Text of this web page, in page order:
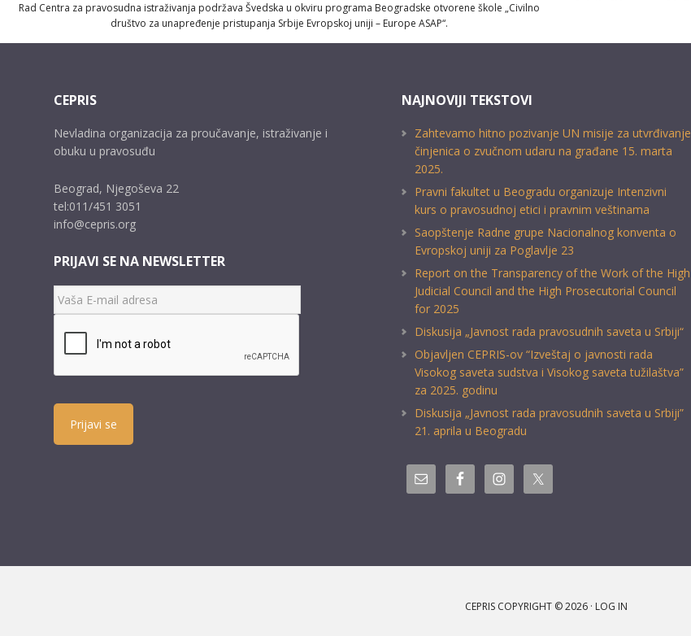
Rad Centra za pravosudna istraživanja podržava Švedska u okviru programa Beogradske otvorene škole „Civilno
društvo za unapređenje pristupanja Srbije Evropskoj uniji – Europe ASAP“.
CEPRIS
Nevladina organizacija za proučavanje, istraživanje i
obuku u pravosuđu
Beograd, Njegoševa 22
tel:011/451 3051
info@cepris.org
PRIJAVI SE NA NEWSLETTER
Prijavi se
NAJNOVIJI TEKSTOVI
Zahtevamo hitno pozivanje UN misije za utvrđivanje
činjenica o zvučnom udaru na građane 15. marta
2025.
Pravni fakultet u Beogradu organizuje Intenzivni
kurs o pravosudnoj etici i pravnim veštinama
Saopštenje Radne grupe Nacionalnog konventa o
Evropskoj uniji za Poglavlje 23
Report on the Transparency of the Work of the High
Judicial Council and the High Prosecutorial Council
for 2025
Diskusija „Javnost rada pravosudnih saveta u Srbiji“
Objavljen CEPRIS-ov “Izveštaj o javnosti rada
Visokog saveta sudstva i Visokog saveta tužilaštva”
za 2025. godinu
Diskusija „Javnost rada pravosudnih saveta u Srbiji”
21. aprila u Beogradu
CEPRIS COPYRIGHT © 2026 · LOG IN